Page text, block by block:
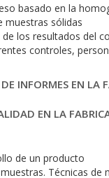
basado en la
muestras sólidas
los resultados del
controles,
INFORMES EN LA
EN LA
de un producto
Técnicas de